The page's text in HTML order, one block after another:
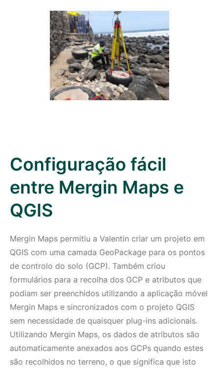
Configuração fácil
entre Mergin Maps e
QGIS
Mergin Maps permitiu a Valentin criar um projeto em
QGIS com uma camada GeoPackage para os pontos
de controlo do solo (GCP). Também criou
formulários para a recolha dos GCP e atributos que
podiam ser preenchidos utilizando a aplicação móvel
Mergin Maps e sincronizados com o projeto QGIS
sem necessidade de quaisquer plug-ins adicionais.
Utilizando Mergin Maps, os dados de atributos são
automaticamente anexados aos GCPs quando estes
são recolhidos no terreno, o que significa que isto